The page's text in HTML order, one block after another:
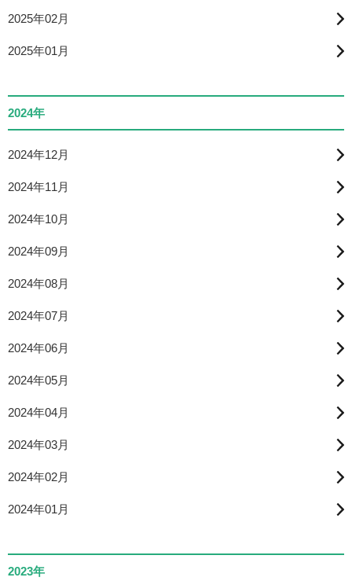
2025年02月
2025年01月
2024年
2024年12月
2024年11月
2024年10月
2024年09月
2024年08月
2024年07月
2024年06月
2024年05月
2024年04月
2024年03月
2024年02月
2024年01月
2023年